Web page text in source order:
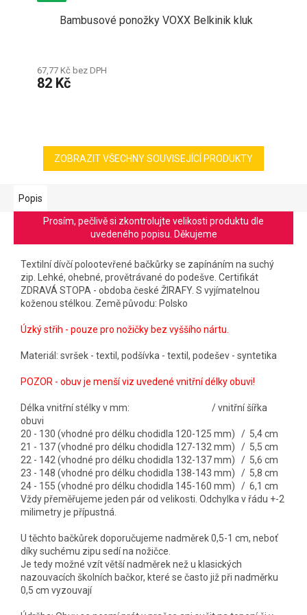
Bambusové ponožky VOXX Belkinik kluk
67,77 Kč bez DPH
82 Kč
ZOBRAZIT VŠECHNY SOUVISEJÍCÍ PRODUKTY
Popis
Prosím, pečlivě si zkontrolujte velikosti produktu dle
uvedeného popisu. Děkujeme
Textilní dívčí polootevřené bačkůrky se zapínáním na suchý
zip. Lehké, ohebné, provětrávané do podešve. Certifikát
ZDRAVÁ STOPA - obdoba české ŽIRAFY. S vyjímatelnou
koženou stélkou. Země původu: Polsko
Úzký střih - pouze pro nožičky bez vyššího nártu.
Materiál: svršek - textil, podšívka - textil, podešev - syntetika
POZOR - obuv je menší viz uvedené vnitřní délky obuvi!
Délka vnitřní stélky v mm: / vnitřní šířka
obuvi
20 - 130 (vhodné pro délku chodidla 120-125 mm) / 5,4 cm
21 - 137 (vhodné pro délku chodidla 127-132 mm) / 5,5 cm
22 - 142 (vhodné pro délku chodidla 132-137 mm) / 5,6 cm
23 - 148 (vhodné pro délku chodidla 138-143 mm) / 5,8 cm
24 - 155 (vhodné pro délku chodidla 145-160 mm) / 6,1 cm
Vždy přeměřujeme jeden pár od velikosti. Odchylka v řádu +-2
milimetry je přípustná.
U těchto bačkůrek doporučujeme nadměrek 0,5-1 cm, neboť
díky suchému zipu sedí na nožičce.
Je tedy možné vzít větší nadměrek než u klasických
nazouvacích školních bačkor, které se často již při nadměrku
0,5 cm vyzouvají